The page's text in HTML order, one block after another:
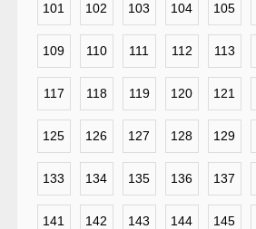
101 102 103 104 105
109 110 111 112 113
117 118 119 120 121
125 126 127 128 129
133 134 135 136 137
141 142 143 144 145